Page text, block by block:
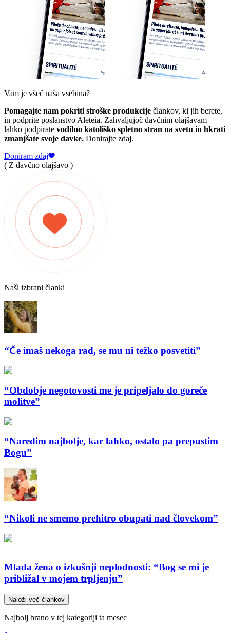
Vam je všeč naša vsebina?
Pomagajte nam pokriti stroške produkcije člankov, ki jih berete,
in podprite poslanstvo Aleteia. Zahvaljujoč davčnim olajšavam
lahko podpirate vodilno katoliško spletno stran na svetu in hkrati
zmanjšate svoje davke. Donirajte zdaj.
Doniram zdaj
( Z davčno olajšavo )
Naši izbrani članki
“Če imaš nekoga rad, se mu ni težko posvetiti”
“Obdobje negotovosti me je pripeljalo do goreče
molitve”
“Naredim najbolje, kar lahko, ostalo pa prepustim
Bogu”
“Nikoli ne smemo prehitro obupati nad človekom”
Mlada žena o izkušnji neplodnosti: “Bog se mi je
približal v mojem trpljenju”
Naloži več člankov
Najbolj brano v tej kategoriji ta mesec